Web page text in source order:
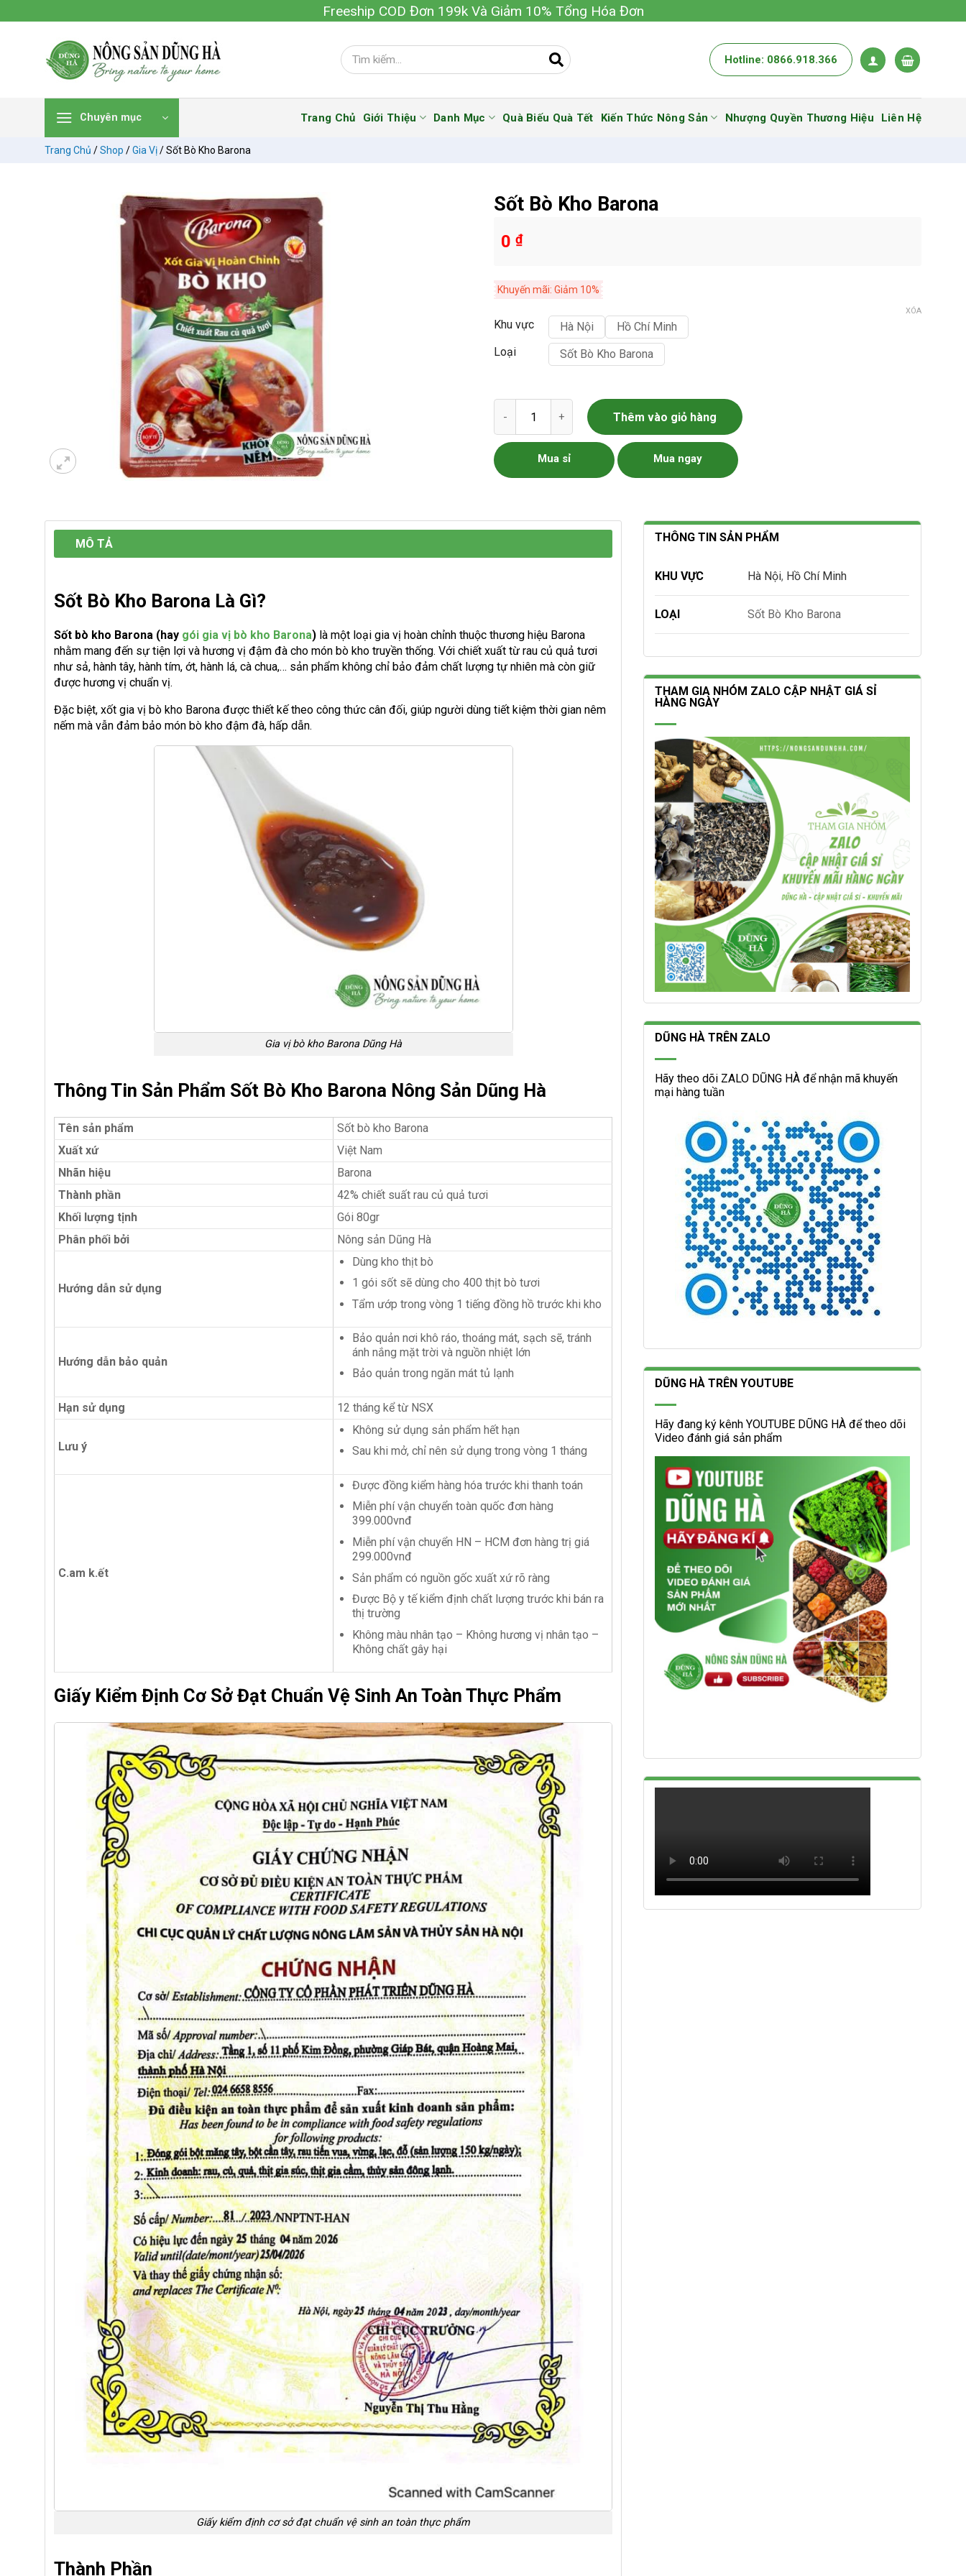
đến
Freeship COD Đơn 199k Và Giảm 10% Tổng Hóa Đơn
Hotline: 0866.918.366
Chuyên mục Trang Chủ Giới Thiệu Danh Mục Quà Biếu Quà Tết Kiến Thức Nông Sản Nhượng Quyền Thương Hiệu Liên Hệ
Trang Chủ /Shop /Gia Vị/Sốt Bò Kho Barona
Sốt Bò Kho Barona
0 ₫
Khuyến mãi: Giảm 10%
Khu vực Hà Nội
Hồ Chí Minh
Loại
Sốt Bò Kho Barona
XÓA
Sốt Bò Kho Barona số lượng
Thêm vào giỏ hàng
Mua sỉ Mua ngay
MÔ TẢ
Sốt Bò Kho Barona Là Gì?
Sốt bò kho Barona (hay gói gia vị bò kho Barona) là một loại gia vị hoàn chỉnh thuộc thương hiệu Barona
nhằm mang đến sự tiện lợi và hương vị đậm đà cho món bò kho truyền thống. Với chiết xuất từ rau củ quả tươi
như sả, hành tây, hành tím, ớt, hành lá, cà chua,… sản phẩm không chỉ bảo đảm chất lượng tự nhiên mà còn giữ
được hương vị chuẩn vị.
Đặc biệt, xốt gia vị bò kho Barona được thiết kế theo công thức cân đối, giúp người dùng tiết kiệm thời gian nêm
nếm mà vẫn đảm bảo món bò kho đậm đà, hấp dẫn.
Gia vị bò kho Barona Dũng Hà
Thông Tin Sản Phẩm Sốt Bò Kho Barona Nông Sản Dũng Hà
Tên sản phẩm
Sốt bò kho Barona
Xuất xứ
Việt Nam
Nhãn hiệu
Barona
Thành phần
42% chiết suất rau củ quả tươi
Khối lượng tịnh
Gói 80gr
Phân phối bởi
Nông sản Dũng Hà
Hướng dẫn sử dụng
Dùng kho thịt bò
1 gói sốt sẽ dùng cho 400 thịt bò tươi
Tẩm ướp trong vòng 1 tiếng đồng hồ trước khi kho
Hướng dẫn bảo quản
Bảo quản nơi khô ráo, thoáng mát, sạch sẽ, tránh
ánh nắng mặt trời và nguồn nhiệt lớn
Bảo quản trong ngăn mát tủ lạnh
Hạn sử dụng 12 tháng kể từ NSX
Lưu ý
Không sử dụng sản phẩm hết hạn
Sau khi mở, chỉ nên sử dụng trong vòng 1 tháng
C.am k.ết
Được đồng kiểm hàng hóa trước khi thanh toán
Miễn phí vận chuyển toàn quốc đơn hàng
399.000vnđ
Miễn phí vận chuyển HN – HCM đơn hàng trị giá
299.000vnđ
Sản phẩm có nguồn gốc xuất xứ rõ ràng
Được Bộ y tế kiểm định chất lượng trước khi bán ra
thị trường
Không màu nhân tạo – Không hương vị nhân tạo –
Không chất gây hại
Giấy Kiểm Định Cơ Sở Đạt Chuẩn Vệ Sinh An Toàn Thực Phẩm
Giấy kiểm định cơ sở đạt chuẩn vệ sinh an toàn thực phẩm
Thành Phần
THÔNG TIN SẢN PHẨM
KHU VỰC Hà Nội, Hồ Chí Minh
LOẠI Sốt Bò Kho Barona
THAM GIA NHÓM ZALO CẬP NHẬT GIÁ SỈ
HÀNG NGÀY
DŨNG HÀ TRÊN ZALO
Hãy theo dõi ZALO DŨNG HÀ để nhận mã khuyến
mại hàng tuần
DŨNG HÀ TRÊN YOUTUBE
Hãy đang ký kênh YOUTUBE DŨNG HÀ để theo dõi
Video đánh giá sản phẩm